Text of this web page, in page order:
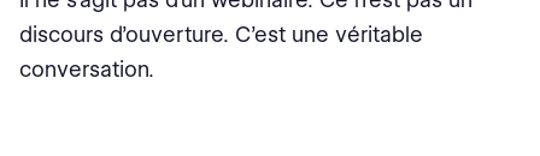
discours d’ouverture. C’est une véritable
conversation.